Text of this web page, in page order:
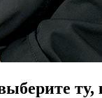
ту,